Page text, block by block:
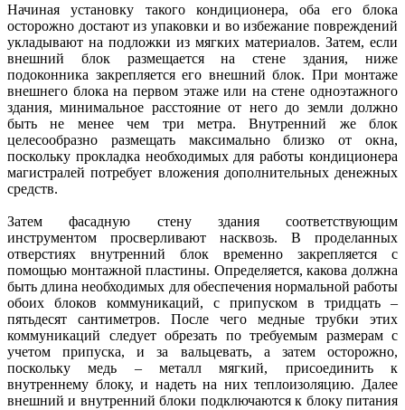
Начиная установку такого кондиционера, оба его блока
осторожно достают из упаковки и во избежание повреждений
укладывают на подложки из мягких материалов. Затем, если
внешний блок размещается на стене здания, ниже
подоконника закрепляется его внешний блок. При монтаже
внешнего блока на первом этаже или на стене одноэтажного
здания, минимальное расстояние от него до земли должно
быть не менее чем три метра. Внутренний же блок
целесообразно размещать максимально близко от окна,
поскольку прокладка необходимых для работы кондиционера
магистралей потребует вложения дополнительных денежных
средств.
Затем фасадную стену здания соответствующим
инструментом просверливают насквозь. В проделанных
отверстиях внутренний блок временно закрепляется с
помощью монтажной пластины. Определяется, какова должна
быть длина необходимых для обеспечения нормальной работы
обоих блоков коммуникаций, с припуском в тридцать –
пятьдесят сантиметров. После чего медные трубки этих
коммуникаций следует обрезать по требуемым размерам с
учетом припуска, и за вальцевать, а затем осторожно,
поскольку медь – металл мягкий, присоединить к
внутреннему блоку, и надеть на них теплоизоляцию. Далее
внешний и внутренний блоки подключаются к блоку питания